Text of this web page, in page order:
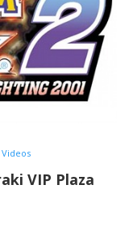
Videos
VIP Plaza